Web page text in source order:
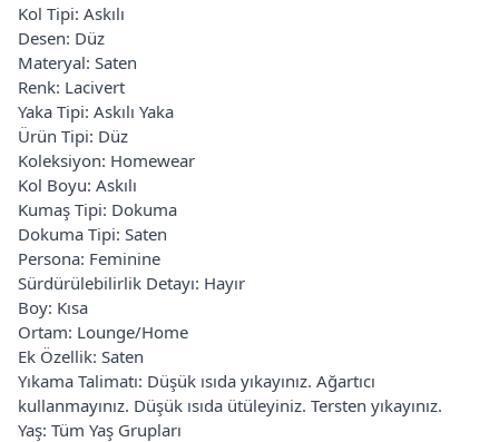
Kol Tipi: Askılı
Desen: Düz
Materyal: Saten
Renk: Lacivert
Yaka Tipi: Askılı Yaka
Ürün Tipi: Düz
Koleksiyon: Homewear
Kol Boyu: Askılı
Kumaş Tipi: Dokuma
Dokuma Tipi: Saten
Persona: Feminine
Sürdürülebilirlik Detayı: Hayır
Boy: Kısa
Ortam: Lounge/Home
Ek Özellik: Saten
Yıkama Talimatı: Düşük ısıda yıkayınız. Ağartıcı
kullanmayınız. Düşük ısıda ütüleyiniz. Tersten yıkayınız.
Yaş: Tüm Yaş Grupları